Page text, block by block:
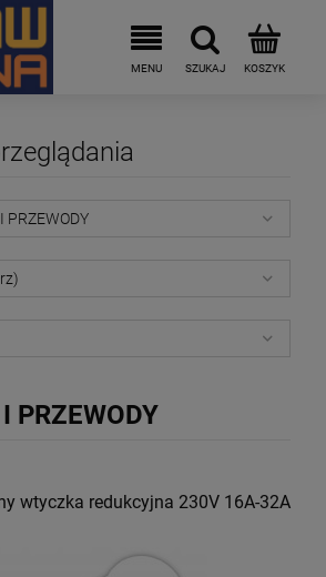
PRZEWODY
PRZEWODY
wtyczka redukcyjna 230V 16A-32A